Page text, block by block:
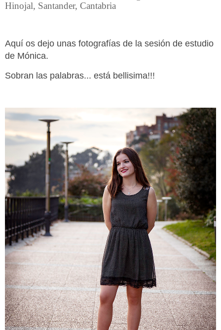
Hinojal, Santander, Cantabria
Aquí os dejo unas fotografías de la sesión de estudio
de Mónica.
Sobran las palabras... está bellisima!!!